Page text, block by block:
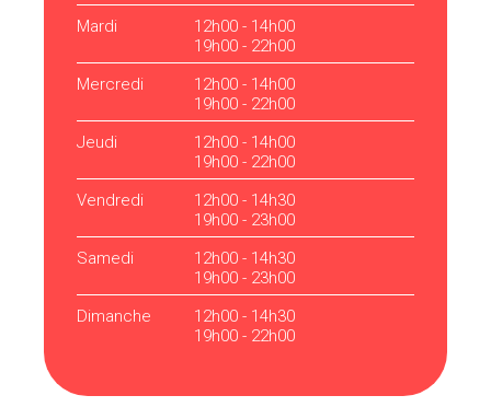
Mardi
12h00 - 14h00
19h00 - 22h00
Mercredi
12h00 - 14h00
19h00 - 22h00
Jeudi
12h00 - 14h00
19h00 - 22h00
Vendredi
12h00 - 14h30
19h00 - 23h00
Samedi
12h00 - 14h30
19h00 - 23h00
Dimanche
12h00 - 14h30
19h00 - 22h00